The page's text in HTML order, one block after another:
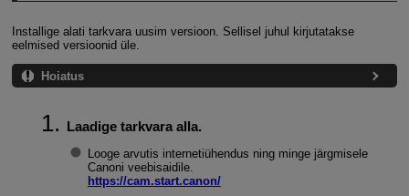
Installige alati tarkvara uusim versioon. Sellisel juhul kirjutatakse
eelmised versioonid üle.
Hoiatus
Laadige tarkvara alla.
Looge arvutis internetiühendus ning minge järgmisele
Canoni veebisaidile.
https://cam.start.canon/